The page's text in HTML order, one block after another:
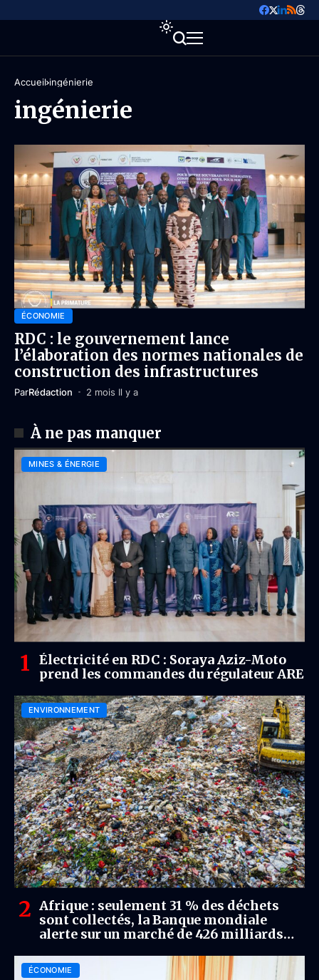
Accueil ingénierie
ingénierie
ÉCONOMIE
RDC : le gouvernement lance
l’élaboration des normes nationales de
construction des infrastructures
ParRédaction 2 mois Il y a
À ne pas manquer
MINES & ÉNERGIE
Électricité en RDC : Soraya Aziz-Moto
prend les commandes du régulateur ARE
ENVIRONNEMENT
Afrique : seulement 31 % des déchets
sont collectés, la Banque mondiale
alerte sur un marché de 426 milliards
ÉCONOMIE